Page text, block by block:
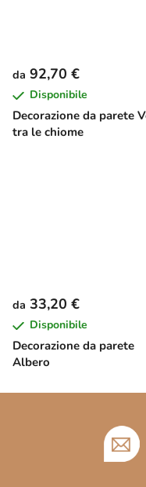
Decorazione da parete
tra le chiome
da 92,70 €
Disponibile
Decorazione da parete
Albero
da 33,20 €
Disponibile